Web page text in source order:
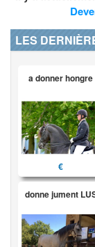
LES
a donner hongre
€
donne jument